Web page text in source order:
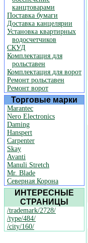
канцтоварами
Поставка бумаги
Доставка канцелярии
Установка квартирных
водосчетчиков
СКУД
Комплектация для
рольставен
Комплектация для ворот
Ремонт рольставен
Ремонт ворот
Торговые марки
Marantec
Nero Electronics
Daming
Hanspert
Carpenter
Skay
Avanti
Manuli Stretch
Mr. Blade
Северная Корона
ИНТЕРЕСНЫЕ
СТРАНИЦЫ
/trademark/2728/
/type/484/
/city/160/